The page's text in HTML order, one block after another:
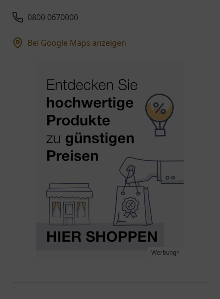
0800 0670000
Bei Google Maps anzeigen
Werbung*